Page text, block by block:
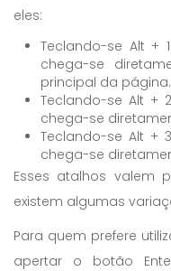
eles:
Teclando-se Alt +
chega-se
principal da página.
Teclando-se Alt +
chega-se
Teclando-se Alt +
chega-se
Esses atalhos valem
existem algumas
Para quem prefere
apertar o botão